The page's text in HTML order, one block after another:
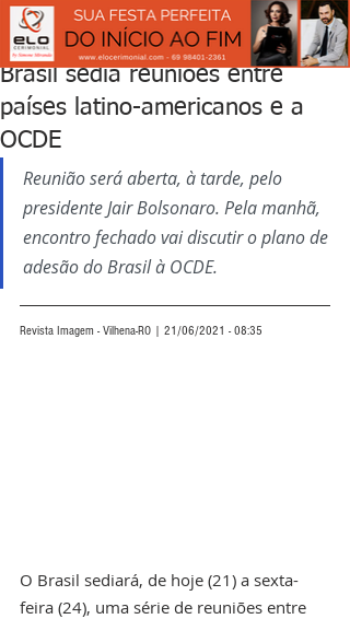
Brasil sedia reuniões entre
países latino-americanos e a
OCDE
Reunião será aberta, à tarde, pelo
presidente Jair Bolsonaro. Pela manhã,
encontro fechado vai discutir o plano de
adesão do Brasil à OCDE.
Revista Imagem - Vilhena-RO | 21/06/2021 - 08:35
O Brasil sediará, de hoje (21) a sexta-
feira (24), uma série de reuniões entre